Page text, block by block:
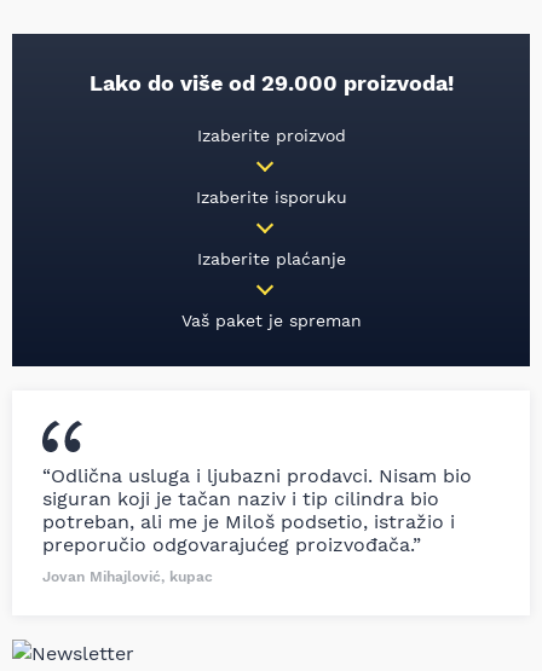
Lako do više od 29.000 proizvoda!
Izaberite proizvod
Izaberite isporuku
Izaberite plaćanje
Vaš paket je spreman
“Odlična usluga i ljubazni prodavci. Nisam bio
siguran koji je tačan naziv i tip cilindra bio
potreban, ali me je Miloš podsetio, istražio i
preporučio odgovarajućeg proizvođača.”
Jovan Mihajlović, kupac